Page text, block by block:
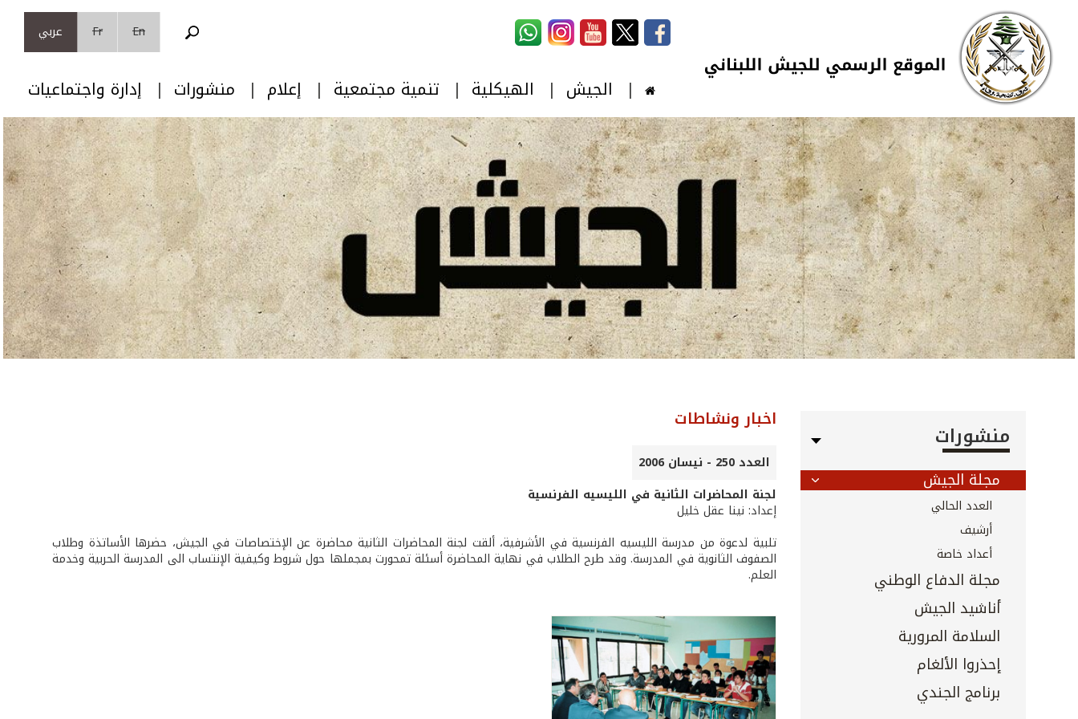
تجاوز إلى المحتوى الرئيسي
Skip to navigation
En
Fr عربي
الجيش الهيكلية تنمية مجتمعية إعلام منشورات إدارة واجتماعيات
منشورات
مجلة الجيش
العدد الحالي
أرشيف
أعداد خاصة
مجلة الدفاع الوطني
أناشيد الجيش
السلامة المرورية
إحذروا الألغام
برنامج الجندي
اخبار ونشاطات
العدد 250 - نيسان 2006
لجنة المحاضرات الثانية في الليسيه الفرنسية
إعداد: نينا عقل خليل
تلبية لدعوة من مدرسة الليسيه الفرنسية في الأشرفية، ألقت لجنة المحاضرات الثانية محاضرة عن الإختصاصات في الجيش، حضرها الأساتذة وطلاب
الصفوف الثانوية في المدرسة. وقد طرح الطلاب في نهاية المحاضرة أسئلة تمحورت بمجملها حول شروط وكيفية الإنتساب الى المدرسة الحربية وخدمة
العلم.